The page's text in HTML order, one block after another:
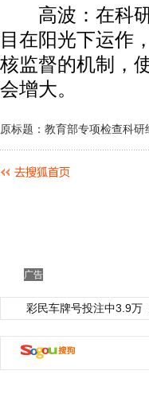
高波：在科研
目在阳光下运作
核监督的机制，
会增大。
原标题：教育部专项检查科
广告
彩民车牌号投注中3.9万